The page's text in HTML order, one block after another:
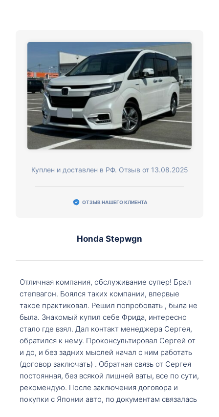
Куплен и доставлен в РФ. Отзыв от 13.08.2025
ОТЗЫВ НАШЕГО КЛИЕНТА
Honda Stepwgn
Отличная компания, обслуживание супер! Брал
степвагон. Боялся таких компании, впервые
такое практиковал. Решил попробовать , была не
была. Знакомый купил себе Фрида, интересно
стало где взял. Дал контакт менеджера Сергея,
обратился к нему. Проконсультировал Сергей от
и до, и без задних мыслей начал с ним работать
(договор заключать) . Обратная связь от Сергея
постоянная, без всякой лишней ваты, все по сути,
рекомендую. После заключения договора и
покупки с Японии авто, по документам связалась